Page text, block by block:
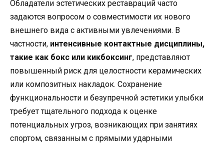
Обладатели эстетических реставраций часто
задаются вопросом о совместимости их нового
внешнего вида с активными увлечениями. В
частности, интенсивные контактные дисциплины,
такие как бокс или кикбоксинг, представляют
повышенный риск для целостности керамических
или композитных накладок. Сохранение
функциональности и безупречной эстетики улыбки
требует тщательного подхода к оценке
потенциальных угроз, возникающих при занятиях
спортом, связанным с прямыми ударными